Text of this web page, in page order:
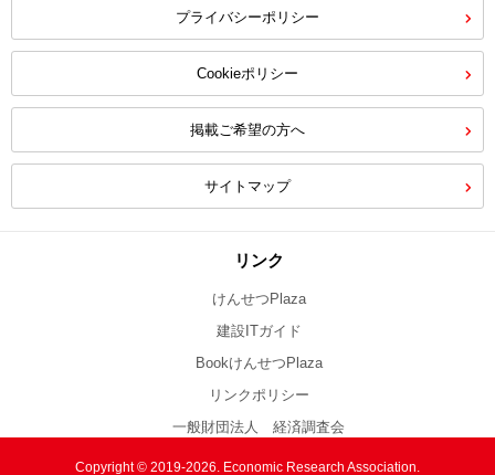
プライバシーポリシー
Cookieポリシー
掲載ご希望の方へ
サイトマップ
リンク
けんせつPlaza
建設ITガイド
BookけんせつPlaza
リンクポリシー
一般財団法人 経済調査会
Copyright © 2019-2026. Economic Research Association.